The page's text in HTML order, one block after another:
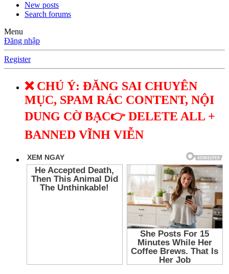
New posts
Search forums
Menu
Đăng nhập
Register
❌ CHÚ Ý: ĐĂNG SAI CHUYÊN
MỤC, SPAM RÁC CONTENT, NỘI
DUNG CỜ BẠC👉 DELETE ALL +
BANNED VĨNH VIỄN